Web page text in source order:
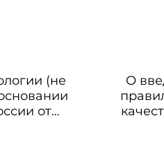
(не
от
О